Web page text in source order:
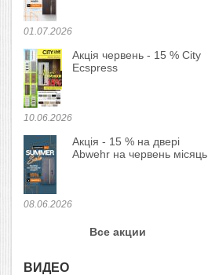
01.07.2026
10.06.2026
Акція червень - 15 % City
Ecspress
08.06.2026
Акція - 15 % на двері
Abwehr на червень місяць
Все акции
ВИДЕО